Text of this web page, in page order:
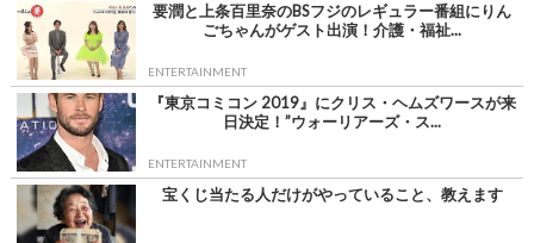
要潤と上条百里奈のBSフジのレギュラー番組にりん
ごちゃんがゲスト出演！介護・福祉...
ENTERTAINMENT
『東京コミコン 2019』にクリス・ヘムズワースが来
日決定！”ウォーリアーズ・ス...
ENTERTAINMENT
宝くじ当たる人だけがやっていること、教えます